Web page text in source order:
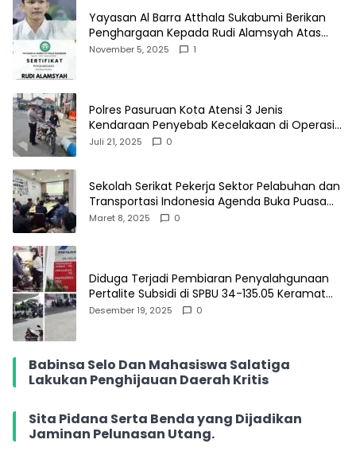
Yayasan Al Barra Atthala Sukabumi Berikan
Penghargaan Kepada Rudi Alamsyah Atas
Kontribusi Sosial dan Kemasyarakatan
November 5, 2025 1
Polres Pasuruan Kota Atensi 3 Jenis
Kendaraan Penyebab Kecelakaan di Operasi
Patuh Semeru 2025
Juli 21, 2025 0
Sekolah Serikat Pekerja Sektor Pelabuhan dan
Transportasi Indonesia Agenda Buka Puasa
Bersama
Maret 8, 2025 0
Diduga Terjadi Pembiaran Penyalahgunaan
Pertalite Subsidi di SPBU 34-135.05 Keramat
Jati, Penimbun Bebas Bertransaksi
Desember 19, 2025 0
Babinsa Selo Dan Mahasiswa Salatiga
Lakukan Penghijauan Daerah Kritis
Sita Pidana Serta Benda yang Dijadikan
Jaminan Pelunasan Utang.